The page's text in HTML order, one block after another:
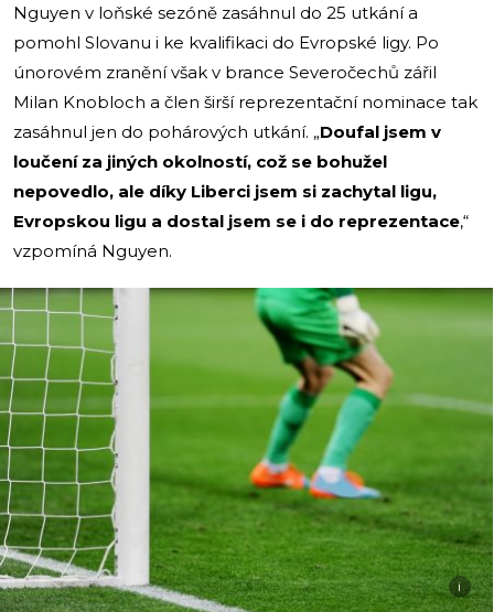
Nguyen v loňské sezóně zasáhnul do 25 utkání a
pomohl Slovanu i ke kvalifikaci do Evropské ligy. Po
únorovém zranění však v brance Severočechů zářil
Milan Knobloch a člen širší reprezentační nominace tak
zasáhnul jen do pohárových utkání. „Doufal jsem v
loučení za jiných okolností, což se bohužel
nepovedlo, ale díky Liberci jsem si zachytal ligu,
Evropskou ligu a dostal jsem se i do reprezentace,“
vzpomíná Nguyen.
i